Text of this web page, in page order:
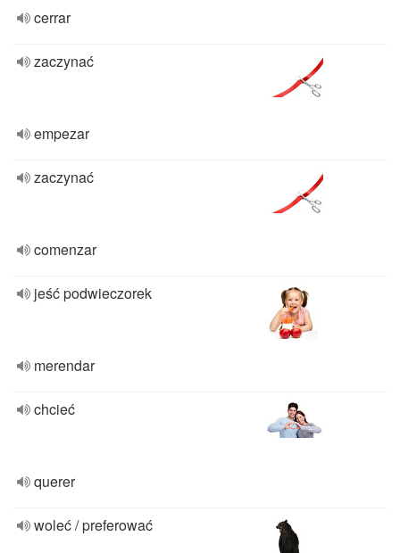
cerrar
zaczynać
empezar
zaczynać
comenzar
jeść podwieczorek
merendar
chcieć
querer
woleć / preferować